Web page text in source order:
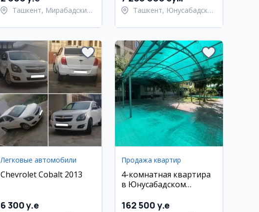
Ташкент, Мирабадский
Ташкент, Юнусабадский
Легковые автомобили
Chevrolet Cobalt 2013
6 300 y.e
Продажа квартир
4-комнатная квартира
в Юнусабадском
110 м²
162 500 y.e